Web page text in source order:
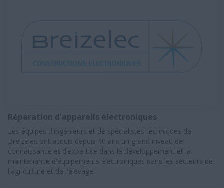
Réparation d'appareils électroniques
Les équipes d'ingénieurs et de spécialistes techniques de
Breizelec ont acquis depuis 40 ans un grand niveau de
connaissance et d'expertise dans le développement et la
maintenance d'équipements électroniques dans les secteurs de
l'agriculture et de l'élevage.